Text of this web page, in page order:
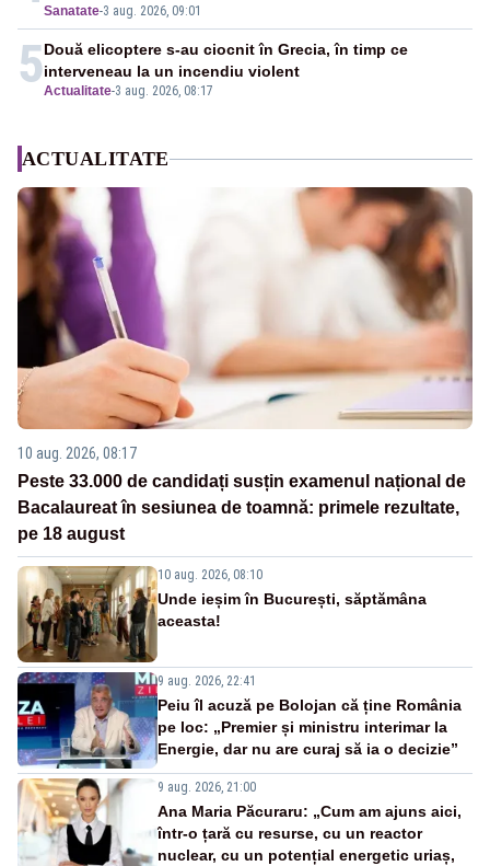
Sanatate-3 aug. 2026, 09:01
5Actualitate-3 aug. 2026, 08:17
Două elicoptere s-au ciocnit în Grecia, în timp ce
interveneau la un incendiu violent
ACTUALITATE
10 aug. 2026, 08:17
Peste 33.000 de candidați susțin examenul național de
Bacalaureat în sesiunea de toamnă: primele rezultate,
pe 18 august
10 aug. 2026, 08:10
Unde ieșim în București, săptămâna
aceasta!
9 aug. 2026, 22:41
Peiu îl acuză pe Bolojan că ține România
pe loc: „Premier și ministru interimar la
Energie, dar nu are curaj să ia o decizie”
9 aug. 2026, 21:00
Ana Maria Păcuraru: „Cum am ajuns aici,
într-o țară cu resurse, cu un reactor
nuclear, cu un potențial energetic uriaș,